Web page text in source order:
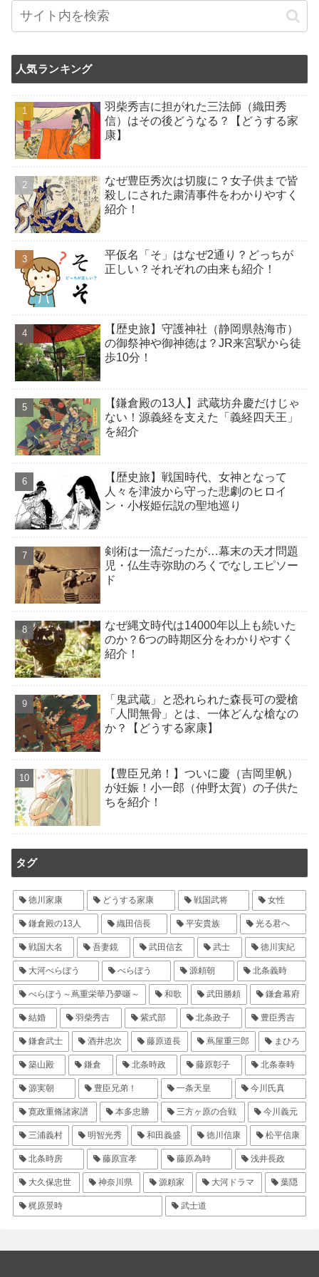
人気ランキング
羽柴秀吉に担がれた三法師（織田秀
信）はその後どうなる？【どうする家
康】
なぜ豊臣秀次は切腹に？女子供まで皆
殺しにされた粛清事件をわかりやすく
紹介！
平仮名「そ」はなぜ2通り？どっちが
正しい？それぞれの由来も紹介！
【歴史旅】守護神社（静岡県熱海市）
の御祭神や御神徳は？JR来宮駅から徒
歩10分！
【鎌倉殿の13人】武蔵坊弁慶だけじゃ
ない！源義経を支えた「義経四天王」
を紹介
【歴史旅】戦国時代、女神となって
人々を津波から守った悲劇のヒロイ
ン・小桜姫伝説の聖地巡り
剣術は一流だったが…幕末の天才問題
児・仏生寺弥助のろくでなしエピソー
ド
なぜ縄文時代は14000年以上も続いた
のか？6つの時期区分をわかりやすく
紹介！
「鬼武蔵」と恐れられた森長可の愛槍
「人間無骨」とは、一体どんな槍なの
か？【どうする家康】
【豊臣兄弟！】ついに慶（吉岡里帆）
が妊娠！小一郎（仲野太賀）の子供た
ちを紹介！
タグ
徳川家康 どうする家康 戦国武将 女性
鎌倉殿の13人 織田信長 平安貴族 光る君へ
戦国大名 吾妻鏡 武田信玄 武士 徳川実紀
大河べらぼう べらぼう 源頼朝 北条義時
べらぼう～蔦重栄華乃夢噺～ 和歌 武田勝頼 鎌倉幕府
結婚 羽柴秀吉 紫式部 北条政子 豊臣秀吉
鎌倉武士 酒井忠次 藤原道長 蔦屋重三郎 まひろ
築山殿 鎌倉 北条時政 藤原彰子 北条泰時
源実朝 豊臣兄弟！ 一条天皇 今川氏真
寛政重脩諸家譜 本多忠勝 三方ヶ原の合戦 今川義元
三浦義村 明智光秀 和田義盛 徳川信康 松平信康
北条時房 藤原宣孝 藤原為時 浅井長政
大久保忠世 神奈川県 源頼家 大河ドラマ 葉隠
梶原景時 武士道